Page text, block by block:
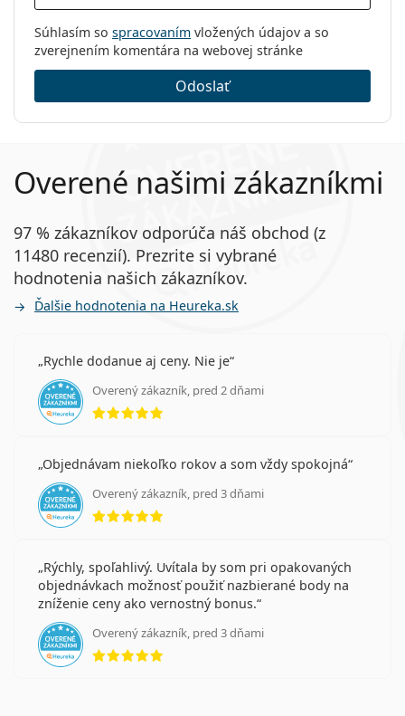
Súhlasím so spracovaním vložených údajov a so
zverejnením komentára na webovej stránke
Odoslať
Overené našimi zákazníkmi
97 % zákazníkov odporúča náš obchod (z
11480 recenzií). Prezrite si vybrané
hodnotenia našich zákazníkov.
Ďalšie hodnotenia na Heureka.sk
Rychle dodanue aj ceny. Nie je
Overený zákazník, pred 2 dňami
hodnotenie 5 z 5
Objednávam niekoľko rokov a som vždy spokojná
Overený zákazník, pred 3 dňami
hodnotenie 5 z 5
Rýchly, spoľahlivý. Uvítala by som pri opakovaných
objednávkach možnosť použiť nazbierané body na
zníženie ceny ako vernostný bonus.
Overený zákazník, pred 3 dňami
hodnotenie 5 z 5